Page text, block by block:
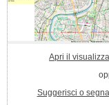
Apri il
Suggerisci o